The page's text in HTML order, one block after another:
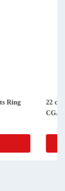
LCD z VGA